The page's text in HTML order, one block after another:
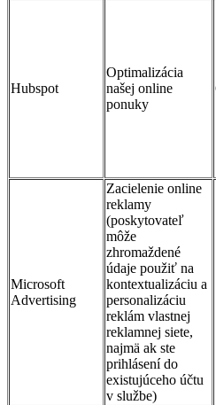
Hubspot
Optimalizácia
našej online
ponuky
Microsoft
Advertising
Zacielenie online
reklamy
(poskytovateľ
môže
zhromaždené
údaje použiť na
kontextualizáciu a
personalizáciu
reklám vlastnej
reklamnej siete,
najmä ak ste
prihlásení do
existujúceho účtu
v službe)